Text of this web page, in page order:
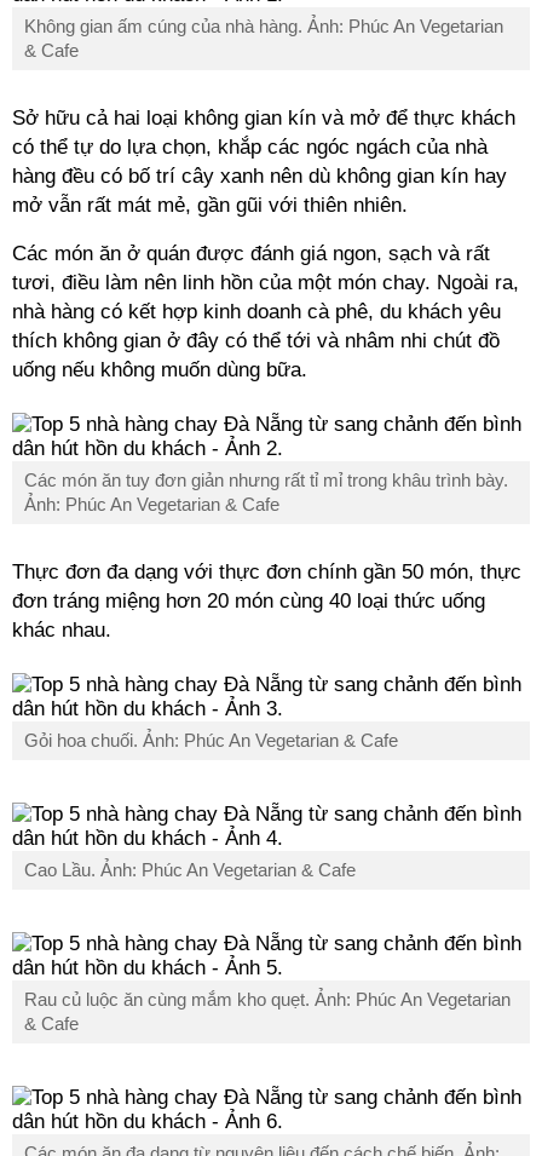
Không gian ấm cúng của nhà hàng. Ảnh: Phúc An Vegetarian
& Cafe
Sở hữu cả hai loại không gian kín và mở để thực khách
có thể tự do lựa chọn, khắp các ngóc ngách của nhà
hàng đều có bố trí cây xanh nên dù không gian kín hay
mở vẫn rất mát mẻ, gần gũi với thiên nhiên.
Các món ăn ở quán được đánh giá ngon, sạch và rất
tươi, điều làm nên linh hồn của một món chay. Ngoài ra,
nhà hàng có kết hợp kinh doanh cà phê, du khách yêu
thích không gian ở đây có thể tới và nhâm nhi chút đồ
uống nếu không muốn dùng bữa.
Các món ăn tuy đơn giản nhưng rất tỉ mỉ trong khâu trình bày.
Ảnh: Phúc An Vegetarian & Cafe
Thực đơn đa dạng với thực đơn chính gần 50 món, thực
đơn tráng miệng hơn 20 món cùng 40 loại thức uống
khác nhau.
Gỏi hoa chuối. Ảnh: Phúc An Vegetarian & Cafe
Cao Lầu. Ảnh: Phúc An Vegetarian & Cafe
Rau củ luộc ăn cùng mắm kho quẹt. Ảnh: Phúc An Vegetarian
& Cafe